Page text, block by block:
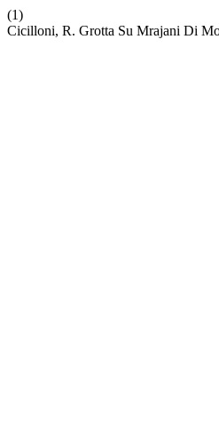
(1)
Cicilloni, R. Grotta Su Mrajani Di